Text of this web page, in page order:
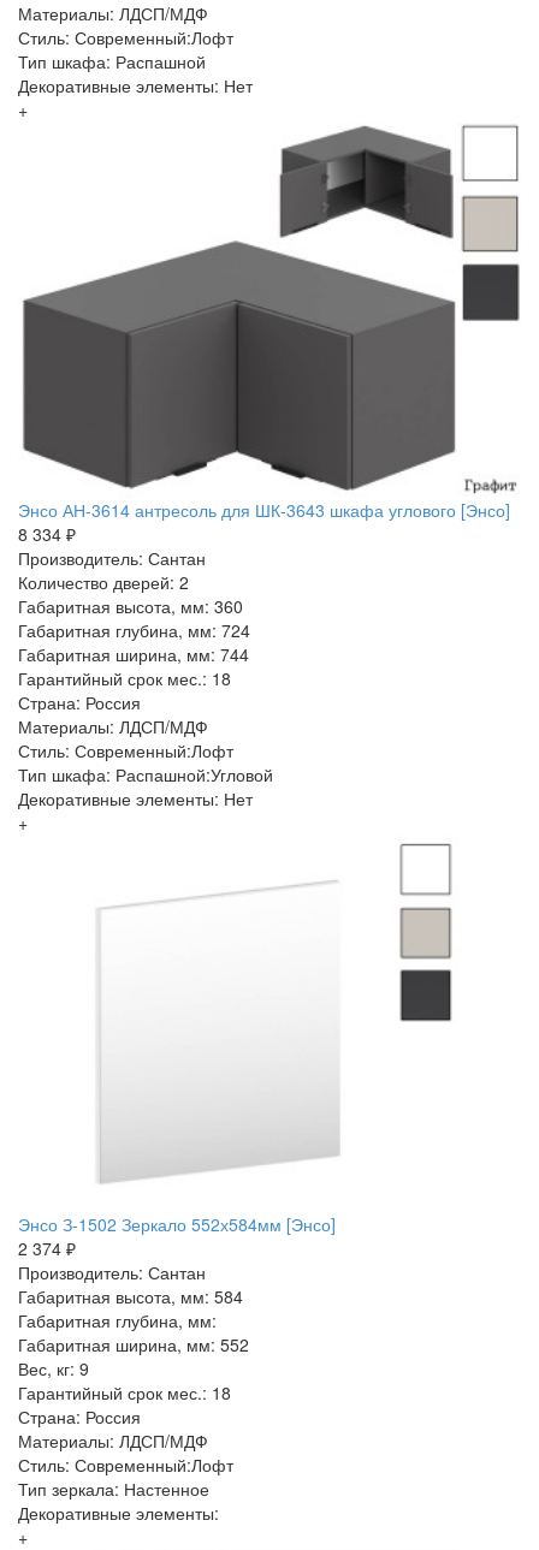
Материалы: ЛДСП/МДФ
Стиль: Современный:Лофт
Тип шкафа: Распашной
Декоративные элементы: Нет
+
Энсо АН-3614 антресоль для ШК-3643 шкафа углового [Энсо]
8 334 ₽
Производитель: Сантан
Количество дверей: 2
Габаритная высота, мм: 360
Габаритная глубина, мм: 724
Габаритная ширина, мм: 744
Гарантийный срок мес.: 18
Страна: Россия
Материалы: ЛДСП/МДФ
Стиль: Современный:Лофт
Тип шкафа: Распашной:Угловой
Декоративные элементы: Нет
+
Энсо З-1502 Зеркало 552х584мм [Энсо]
2 374 ₽
Производитель: Сантан
Габаритная высота, мм: 584
Габаритная глубина, мм:
Габаритная ширина, мм: 552
Вес, кг: 9
Гарантийный срок мес.: 18
Страна: Россия
Материалы: ЛДСП/МДФ
Стиль: Современный:Лофт
Тип зеркала: Настенное
Декоративные элементы:
+